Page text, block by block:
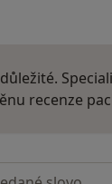
recenze